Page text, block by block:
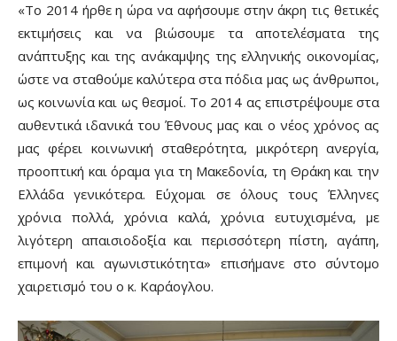
«Το 2014 ήρθε η ώρα να αφήσουμε στην άκρη τις θετικές
εκτιμήσεις και να βιώσουμε τα αποτελέσματα της
ανάπτυξης και της ανάκαμψης της ελληνικής οικονομίας,
ώστε να σταθούμε καλύτερα στα πόδια μας ως άνθρωποι,
ως κοινωνία και ως θεσμοί. Το 2014 ας επιστρέψουμε στα
αυθεντικά ιδανικά του Έθνους μας και ο νέος χρόνος ας
μας φέρει κοινωνική σταθερότητα, μικρότερη ανεργία,
προοπτική και όραμα για τη Μακεδονία, τη Θράκη και την
Ελλάδα γενικότερα. Εύχομαι σε όλους τους Έλληνες
χρόνια πολλά, χρόνια καλά, χρόνια ευτυχισμένα, με
λιγότερη απαισιοδοξία και περισσότερη πίστη, αγάπη,
επιμονή και αγωνιστικότητα» επισήμανε στο σύντομο
χαιρετισμό του ο κ. Καράογλου.